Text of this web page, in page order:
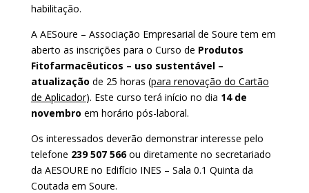
habilitação.
A AESoure – Associação Empresarial de Soure tem em
aberto as inscrições para o Curso de Produtos
Fitofarmacêuticos – uso sustentável –
atualização de 25 horas (para renovação do Cartão
de Aplicador). Este curso terá início no dia 14 de
novembro em horário pós-laboral.
Os interessados deverão demonstrar interesse pelo
telefone 239 507 566ou diretamente no secretariado
da AESOURE no Edifício INES – Sala 0.1 Quinta da
Coutada em Soure.